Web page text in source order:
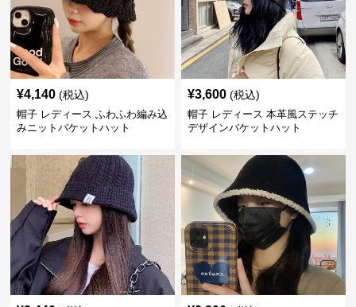
¥4,140 (税込)
帽子 レディース ふわふわ編み込
みニットバケットハット
¥3,600 (税込)
帽子 レディース 本革風ステッチ
デザインバケットハット